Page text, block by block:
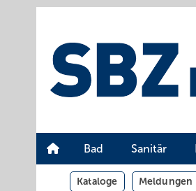
Bad Sanitär
Kataloge Meldungen